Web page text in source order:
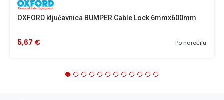
OXFORD ključavnica BUMPER Cable Lock 6mmx600mm
Po naročilu
5,67 €